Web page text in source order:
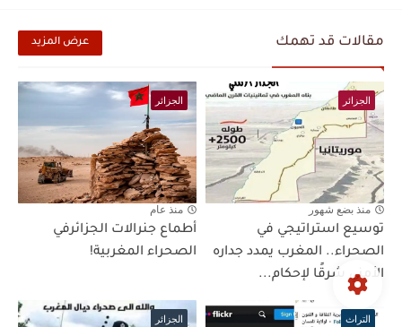
مقالات قد تهمك عرض المزيد
الجزائر
منذ بضع شهور
توسيع استراتيجي في
الصحراء.. المغرب يمدد جداره
الأمني شرقًا لإحكام...
الجزائر
منذ عام
أطماع جنرالات الجزائرفي
الصحراء المغربية!
التراث الجزائر